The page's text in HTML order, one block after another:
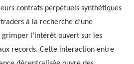
contrats perpétuels synthétiques
à la recherche d’une
l’intérêt ouvert sur les
records. Cette interaction entre